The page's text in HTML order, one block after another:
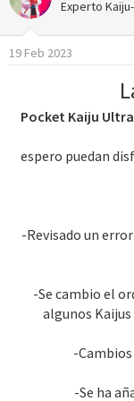
i
o
n
Experto
19 Feb 2023
Pocket Kaiju
espero puedan
-Revisado un
-Se cambio el
algunos
-
-Se ha